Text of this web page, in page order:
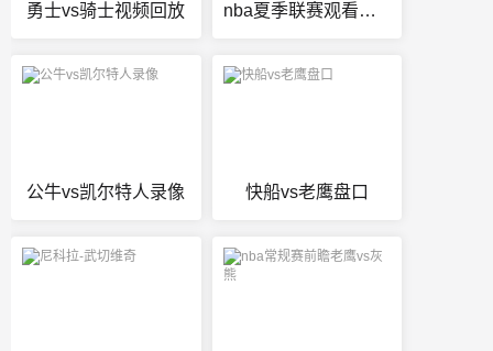
勇士vs骑士视频回放 nba夏季联赛观看直播
公牛vs凯尔特人录像 快船vs老鹰盘口